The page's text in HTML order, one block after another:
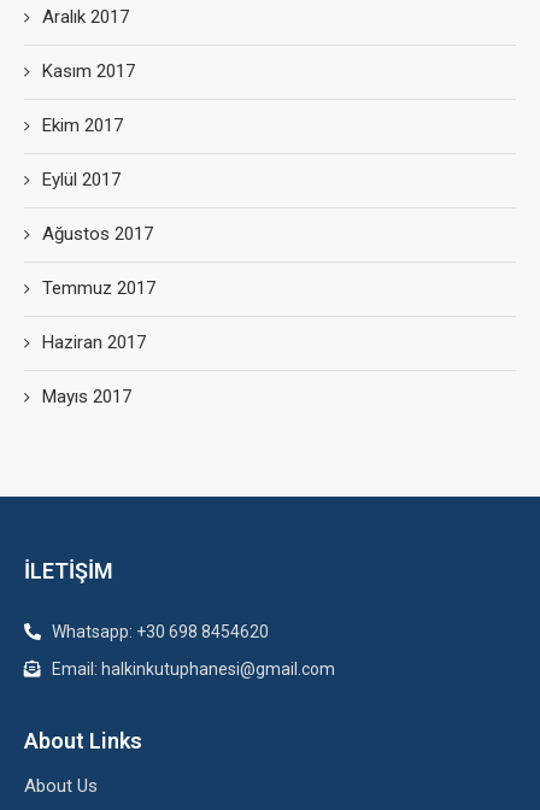
Aralık 2017
Kasım 2017
Ekim 2017
Eylül 2017
Ağustos 2017
Temmuz 2017
Haziran 2017
Mayıs 2017
İLETİŞİM
Whatsapp: +30 698 8454620
Email: halkinkutuphanesi@gmail.com
About Links
About Us